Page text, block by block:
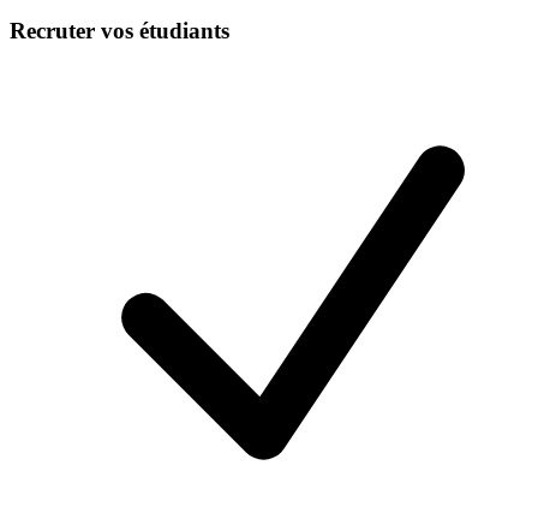
Recruter vos étudiants